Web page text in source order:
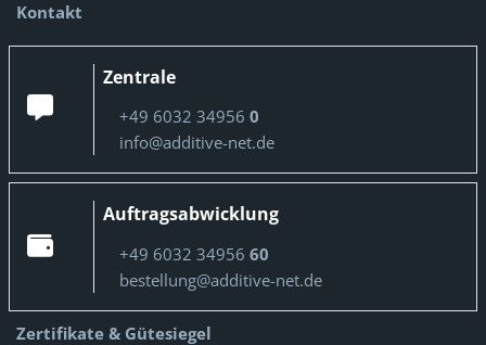
Kontakt
Zentrale
+49 6032 34956 0
info@additive-net.de
Auftragsabwicklung
+49 6032 34956 60
bestellung@additive-net.de
Zertifikate & Gütesiegel